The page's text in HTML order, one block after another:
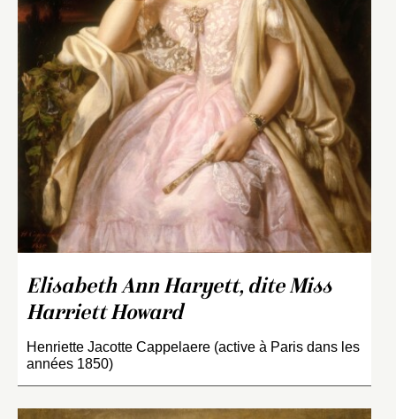
Elisabeth Ann Haryett, dite Miss
Harriett Howard
Henriette Jacotte Cappelaere (active à Paris dans les
années 1850)